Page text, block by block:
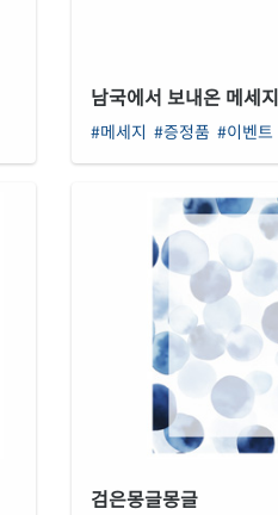
남국에서 보내온 메세지
#메세지 #증정품 #이벤트
검은몽글몽글